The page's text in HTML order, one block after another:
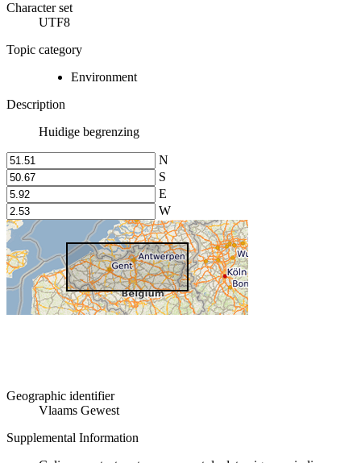
Character set
UTF8
Topic category
Environment
Description
Huidige begrenzing
N
S
E
W
Geographic identifier
Vlaams Gewest
Supplemental Information